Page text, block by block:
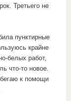
Третьего не
пунктирные
крайне
белых работ,
что-то новое.
к помощи